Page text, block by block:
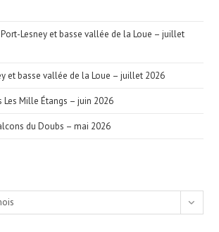
Port-Lesney et basse vallée de la Loue – juillet
et basse vallée de la Loue – juillet 2026
Les Mille Étangs – juin 2026
du Doubs – mai 2026